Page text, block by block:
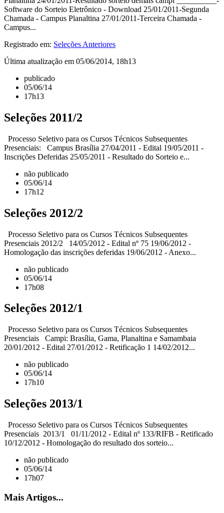
Software do Sorteio Eletrônico - Download 25/01/2011-Segunda
Chamada - Campus Planaltina 27/01/2011-Terceira Chamada -
Campus...
Registrado em: Seleções Anteriores
Última atualização em 05/06/2014, 18h13
publicado
05/06/14
17h13
Seleções 2011/2
Processo Seletivo para os Cursos Técnicos Subsequentes
Presenciais: Campus Brasília 27/04/2011 - Edital 19/05/2011 -
Inscrições Deferidas 25/05/2011 - Resultado do Sorteio e...
não publicado
05/06/14
17h12
Seleções 2012/2
Processo Seletivo para os Cursos Técnicos Subsequentes
Presenciais 2012/2 14/05/2012 - Edital nº 75 19/06/2012 -
Homologação das inscrições deferidas 19/06/2012 - Anexo...
não publicado
05/06/14
17h08
Seleções 2012/1
Processo Seletivo para os Cursos Técnicos Subsequentes
Presenciais Campi: Brasília, Gama, Planaltina e Samambaia
20/01/2012 - Edital 27/01/2012 - Retificação 1 14/02/2012...
não publicado
05/06/14
17h10
Seleções 2013/1
Processo Seletivo para os Cursos Técnicos Subsequentes
Presenciais 2013/1 01/11/2012 - Edital nº 133/RIFB - Retificado
10/12/2012 - Homologação do resultado dos sorteio...
não publicado
05/06/14
17h07
Mais Artigos...